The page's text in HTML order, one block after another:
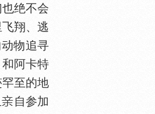
绝不会
翔、逃
物追寻
阿卡特
罕至的地
自参加